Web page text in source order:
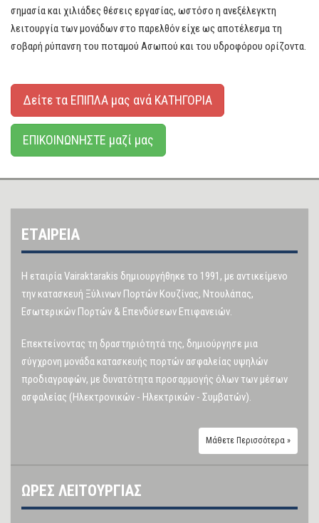
σημασία και χιλιάδες θέσεις εργασίας, ωστόσο η ανεξέλεγκτη
λειτουργία των μονάδων στο παρελθόν είχε ως αποτέλεσμα τη
σοβαρή ρύπανση του ποταμού Ασωπού και του υδροφόρου ορίζοντα.
Δείτε τα ΕΠΙΠΛΑ μας ανά ΚΑΤΗΓΟΡΙΑ
ΕΠΙΚΟΙΝΩΝΗΣΤΕ μαζί μας
ΕΤΑΙΡΕΙΑ
Η εταιρία Vairaktarakis δημιουργήθηκε το 1991, με αντικείμενο
την κατασκευή Ξύλινων Πορτών Κουζίνας, Ντουλάπας,
Εσωτερικών Πορτών & Επενδύσεων Επιφανειών.
Επεκτείνοντας τη δραστηριότητά της, δημιούργησε μια
σύγχρονη μονάδα κατασκευής πορτών ασφαλείας υψηλών
προδιαγραφών, με δυνατότητα προσαρμογής όλων των μέσων
ασφαλείας (Ηλεκτρονικών - Ηλεκτρικών - Συμβατών).
Μάθετε Περισσότερα »
ΩΡΕΣ ΛΕΙΤΟΥΡΓΙΑΣ